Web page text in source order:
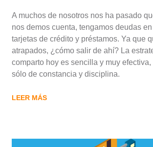
A muchos de nosotros nos ha pasado
nos demos cuenta, tengamos deudas
tarjetas de crédito y préstamos. Ya que
atrapados, ¿cómo salir de ahí? La
comparto hoy es sencilla y muy
sólo de constancia y disciplina.
LEER MÁS